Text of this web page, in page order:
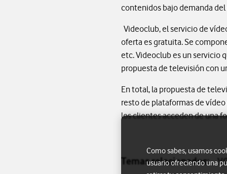
contenidos bajo demanda del
Videoclub, el servicio de
oferta es gratuita. Se
etc. Videoclub es un servicio
propuesta de televisión con
En total, la propuesta de
resto de plataformas de
los clientes acceden de una
Temas relacionados:
Como sabes, usamos
usuario ofreciendo una